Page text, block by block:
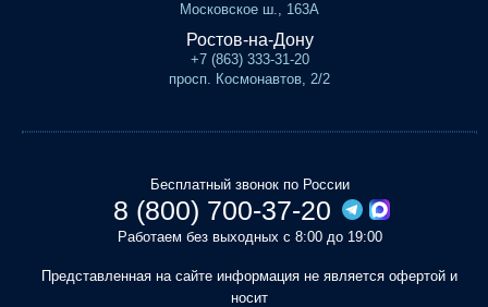
Московское ш., 163А
Ростов-на-Дону
+7 (863) 333-31-20
просп. Космонавтов, 2/2
Бесплатный звонок по России
8 (800) 700-37-20
Работаем без выходных с 8:00 до 19:00
Представленная на сайте информация не является офертой и
носит